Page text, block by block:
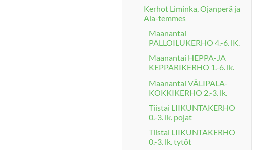
Kerhot Liminka, Ojanperä ja
Ala-temmes
Maanantai
PALLOILUKERHO 4.-6. lK.
Maanantai HEPPA-JA
KEPPARIKERHO 1.-6. lk.
Maanantai VÄLIPALA-
KOKKIKERHO 2.-3. lk.
Tiistai LIIKUNTAKERHO
0.-3. lk. pojat
Tiistai LIIKUNTAKERHO
0.-3. lk. tytöt